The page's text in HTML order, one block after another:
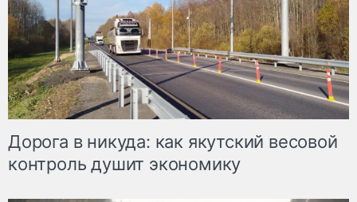
Дорога в никуда: как якутский весовой
контроль душит экономику